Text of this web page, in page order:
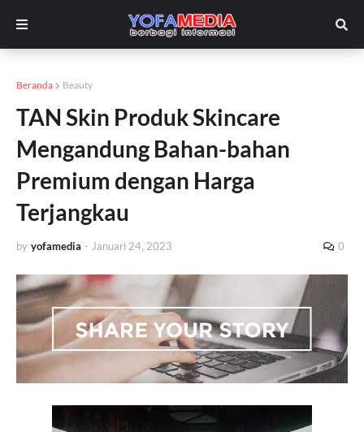
Beranda Beauty
TAN Skin Produk Skincare
Mengandung Bahan-bahan
Premium dengan Harga
Terjangkau
by yofamedia - Januari 24, 2023 0